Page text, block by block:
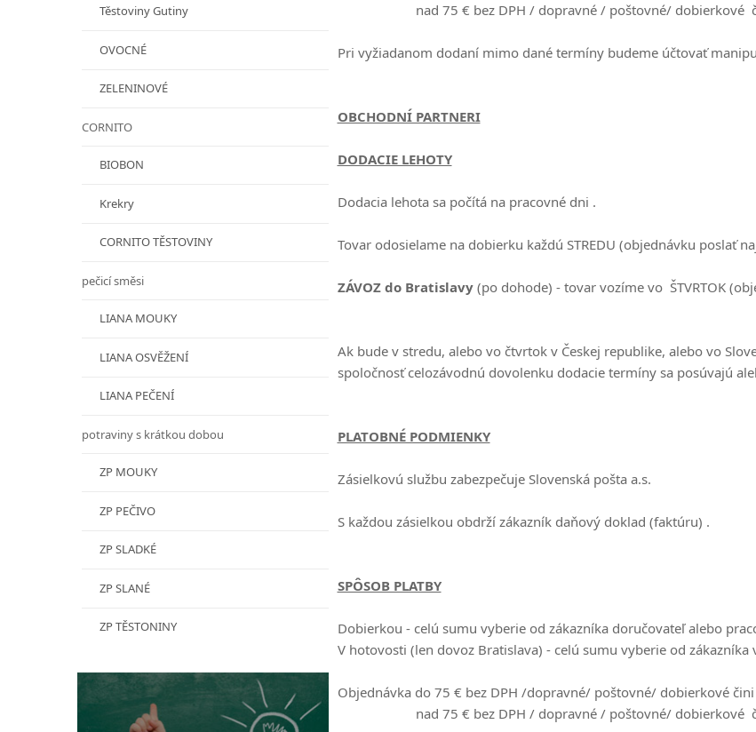
Těstoviny Gutiny
OVOCNÉ
ZELENINOVÉ
CORNITO
BIOBON
Krekry
CORNITO TĚSTOVINY
pečicí směsi
LIANA MOUKY
LIANA OSVĚŽENÍ
LIANA PEČENÍ
potraviny s krátkou dobou
ZP MOUKY
ZP PEČIVO
ZP SLADKÉ
ZP SLANÉ
ZP TĚSTONINY
nad 75 € bez DPH / dopravné / poštovné/ dobierkové
Pri vyžiadanom dodaní mimo dané termíny budeme účtovať
OBCHODNÍ PARTNERI
DODACIE LEHOTY
Dodacia lehota sa počítá na pracovné dni .
Tovar odosielame na dobierku každú STREDU (objednávku poslať
ZÁVOZ do Bratislavy(po dohode) - tovar vozíme vo ŠTVRTOK
Ak bude v stredu, alebo vo čtvrtok v Českej republike, alebo vo
spoločnosť celozávodnú dovolenku dodacie termíny sa posúvajú
PLATOBNÉ PODMIENKY
Zásielkovú službu zabezpečuje Slovenská pošta a.s.
S každou zásielkou obdrží zákazník daňový doklad (faktúru) .
SPÔSOB PLATBY
Dobierkou - celú sumu vyberie od zákazníka doručovateľ alebo
V hotovosti (len dovoz Bratislava) - celú sumu vyberie od zákazníka
Objednávka do 75 € bez DPH /dopravné/ poštovné/ dobierkové
nad 75 € bez DPH / dopravné / poštovné/ dobierkové